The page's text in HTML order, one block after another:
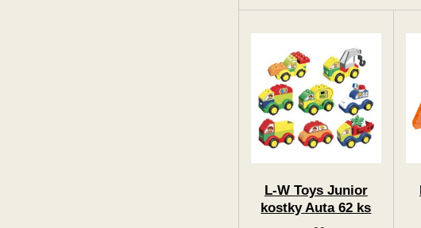
L-W Toys Junior
kostky Auta 62 ks